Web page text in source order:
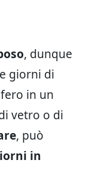
, dunque
giorni di
in un
vetro o di
, può
in